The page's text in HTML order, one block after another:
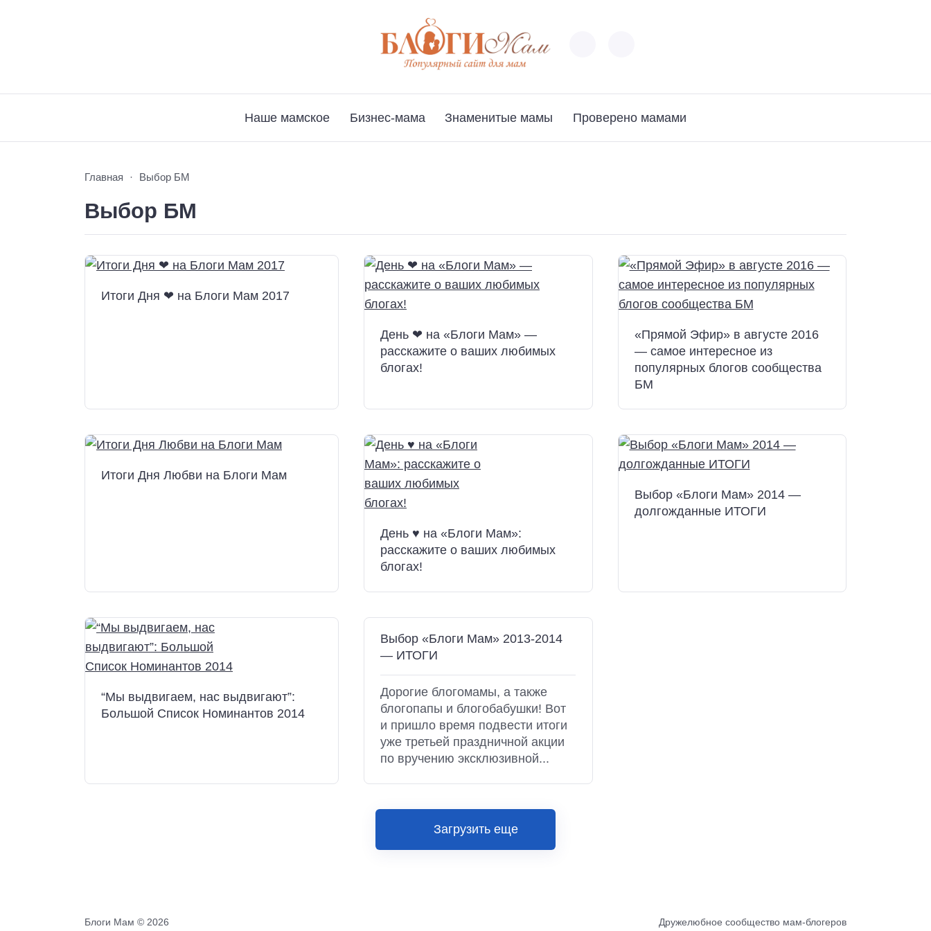
Наше мамское Бизнес-мама Знаменитые мамы Проверено мамами
Главная Выбор БМ
Выбор БМ
Итоги Дня ❤ на Блоги Мам 2017
День ❤ на «Блоги Мам» —
расскажите о ваших любимых
блогах!
«Прямой Эфир» в августе 2016
— самое интересное из
популярных блогов сообщества
БМ
Итоги Дня Любви на Блоги Мам
День ♥ на «Блоги Мам»:
расскажите о ваших любимых
блогах!
Выбор «Блоги Мам» 2014 —
долгожданные ИТОГИ
“Мы выдвигаем, нас выдвигают”:
Большой Список Номинантов 2014
Выбор «Блоги Мам» 2013-2014
— ИТОГИ
Дорогие блогомамы, а также
блогопапы и блогобабушки! Вот
и пришло время подвести итоги
уже третьей праздничной акции
по вручению эксклюзивной...
Загрузить еще
Блоги Мам © 2026 Дружелюбное сообщество мам-блогеров